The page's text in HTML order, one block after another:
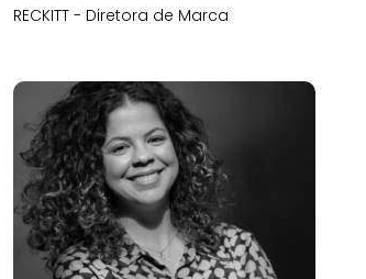
RECKITT - Diretora de Marca